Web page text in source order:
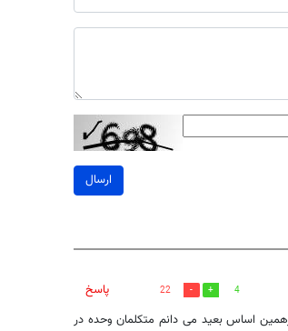
ارسال
4
22
پاسخ
اساس بعید می دانم متکلمان وحده در